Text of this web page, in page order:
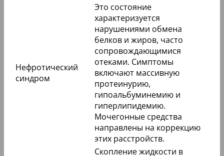
Нефротический
синдром
Это состояние
характеризуется
нарушениями обмена
белков и жиров, часто
сопровождающимися
отеками. Симптомы
включают массивную
протеинурию,
гипоальбуминемию и
гиперлипидемию.
Мочегонные средства
направлены на коррекцию
этих расстройств.
Скопление жидкости в